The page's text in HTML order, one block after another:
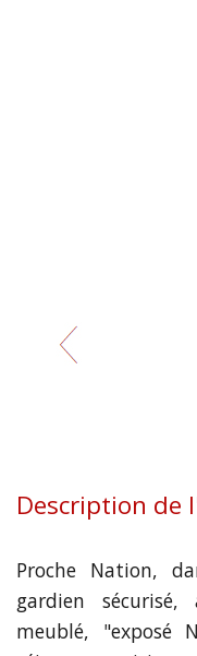
Description de
Proche Nation,
gardien
meublé, "exposé